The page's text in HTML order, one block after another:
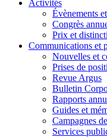
Activités
Évènements
Congrès
Prix et
Communications et
Nouvelles et
Prises de
Revue Argus
Bulletin
Rapports
Guides et
Campagnes
Services